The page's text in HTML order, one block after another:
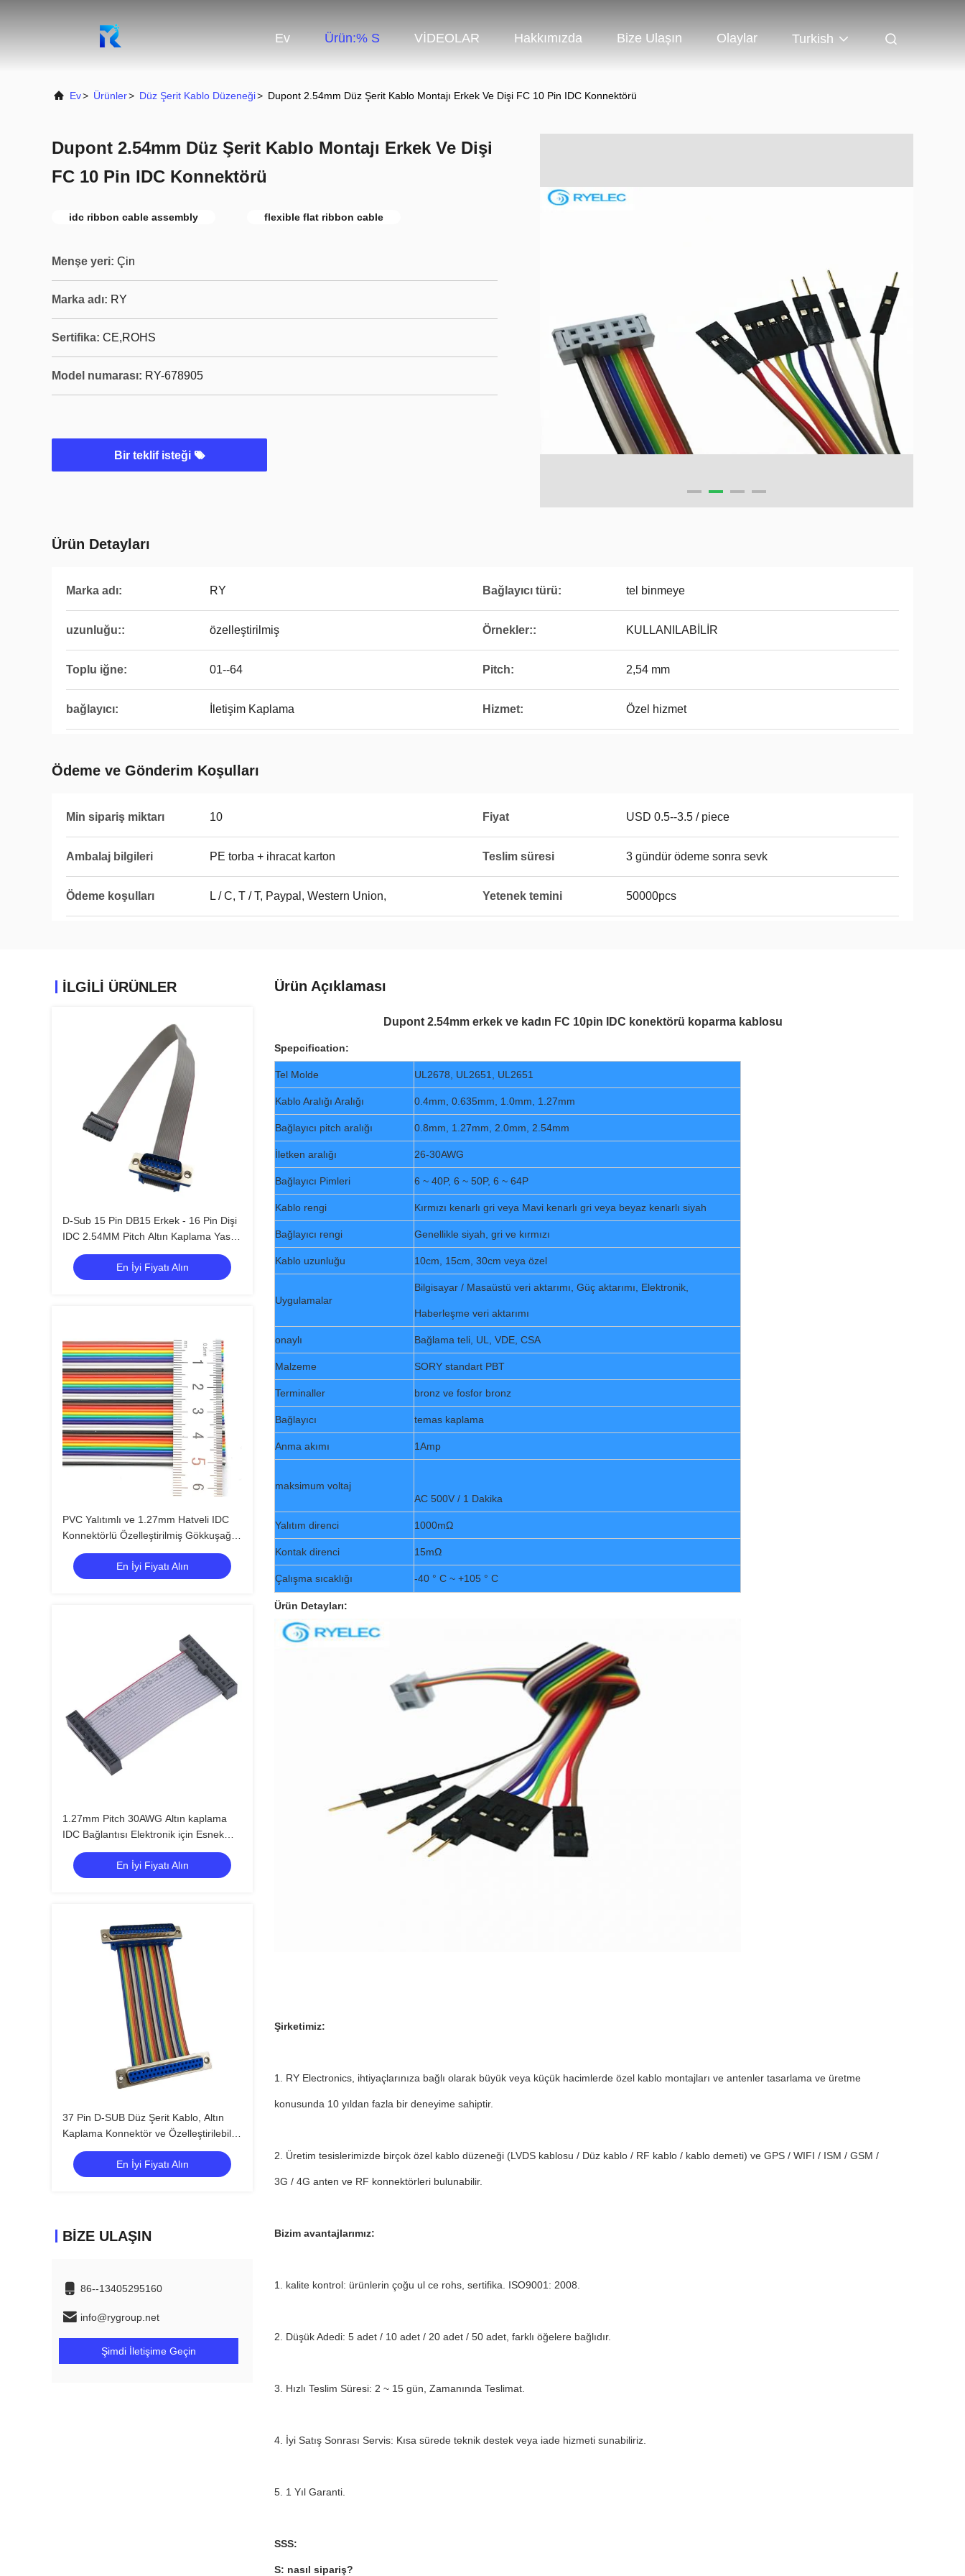
Ev Ürün:% S VİDEOLAR Hakkımızda Bize Ulaşın Olaylar Turkish
Ev> Ürünler> Düz Şerit Kablo Düzeneği> Dupont 2.54mm Düz Şerit Kablo Montajı Erkek Ve Dişi FC 10 Pin IDC Konnektörü
Dupont 2.54mm Düz Şerit Kablo Montajı Erkek Ve Dişi
FC 10 Pin IDC Konnektörü
idc ribbon cable assembly flexible flat ribbon cable
Menşe yeri: Çin
Marka adı: RY
Sertifika: CE,ROHS
Model numarası: RY-678905
Bir teklif isteği
Ürün Detayları
Marka adı: RY Bağlayıcı türü: tel binmeye
uzunluğu:: özelleştirilmiş Örnekler:: KULLANILABİLİR
Toplu iğne: 01--64 Pitch: 2,54 mm
bağlayıcı: İletişim Kaplama Hizmet: Özel hizmet
Ödeme ve Gönderim Koşulları
Min sipariş miktarı 10 Fiyat USD 0.5--3.5 / piece
Ambalaj bilgileri PE torba + ihracat karton Teslim süresi 3 gündür ödeme sonra sevk
Ödeme koşulları L / C, T / T, Paypal, Western Union, Yetenek temini 50000pcs
ILGILI ÜRÜNLER
D-Sub 15 Pin DB15 Erkek - 16 Pin Dişi
IDC 2.54MM Pitch Altın Kaplama Yassı
Şerit Kablo
En İyi Fiyatı Alın
PVC Yalıtımlı ve 1.27mm Hatveli IDC
Konnektörlü Özelleştirilmiş Gökkuşağı
Düz Şerit Kablo
En İyi Fiyatı Alın
1.27mm Pitch 30AWG Altın kaplama
IDC Bağlantısı Elektronik için Esnek
Düz Kurdele Kablosu
En İyi Fiyatı Alın
37 Pin D-SUB Düz Şerit Kablo, Altın
Kaplama Konnektör ve Özelleştirilebilir
Uzunluk DB37 PIN Konnektör Kablo
Montajı
En İyi Fiyatı Alın
BIZE ULAŞIN
86--13405295160
info@rygroup.net
Şimdi İletişime Geçin
Ürün Açıklaması
Dupont 2.54mm erkek ve kadın FC 10pin IDC konektörü koparma kablosu
Spepcification:
Tel Molde UL2678, UL2651, UL2651
Kablo Aralığı Aralığı 0.4mm, 0.635mm, 1.0mm, 1.27mm
Bağlayıcı pitch aralığı 0.8mm, 1.27mm, 2.0mm, 2.54mm
İletken aralığı 26-30AWG
Bağlayıcı Pimleri 6 ~ 40P, 6 ~ 50P, 6 ~ 64P
Kablo rengi Kırmızı kenarlı gri veya Mavi kenarlı gri veya beyaz kenarlı siyah
Bağlayıcı rengi Genellikle siyah, gri ve kırmızı
Kablo uzunluğu 10cm, 15cm, 30cm veya özel
Uygulamalar
Bilgisayar / Masaüstü veri aktarımı, Güç aktarımı, Elektronik,
Haberleşme veri aktarımı
onaylı Bağlama teli, UL, VDE, CSA
Malzeme SORY standart PBT
Terminaller bronz ve fosfor bronz
Bağlayıcı temas kaplama
Anma akımı 1Amp
maksimum voltaj
AC 500V / 1 Dakika
Yalıtım direnci 1000mΩ
Kontak direnci 15mΩ
Çalışma sıcaklığı -40 ° C ~ +105 ° C
Ürün Detayları:
Şirketimiz:
1. RY Electronics, ihtiyaçlarınıza bağlı olarak büyük veya küçük hacimlerde özel kablo montajları ve antenler tasarlama ve üretme
konusunda 10 yıldan fazla bir deneyime sahiptir.
2. Üretim tesislerimizde birçok özel kablo düzeneği (LVDS kablosu / Düz kablo / RF kablo / kablo demeti) ve GPS / WIFI / ISM / GSM /
3G / 4G anten ve RF konnektörleri bulunabilir.
Bizim avantajlarımız:
1. kalite kontrol: ürünlerin çoğu ul ce rohs, sertifika. ISO9001: 2008.
2. Düşük Adedi: 5 adet / 10 adet / 20 adet / 50 adet, farklı öğelere bağlıdır.
3. Hızlı Teslim Süresi: 2 ~ 15 gün, Zamanında Teslimat.
4. İyi Satış Sonrası Servis: Kısa sürede teknik destek veya iade hizmeti sunabiliriz.
5. 1 Yıl Garanti.
SSS:
S: nasıl sipariş?